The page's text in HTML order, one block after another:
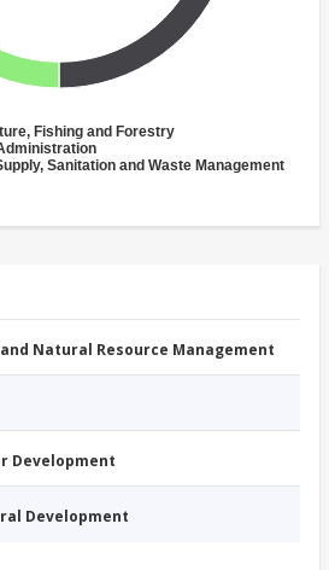
Fishing and Forestry
Sanitation and Waste Management
Natural Resource Management
Development
Development